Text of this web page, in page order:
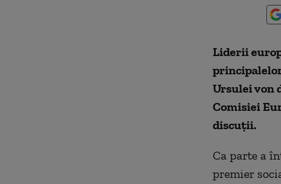
Liderii
Ursulei von
Comisiei
discuţii.
Ca parte a
premier